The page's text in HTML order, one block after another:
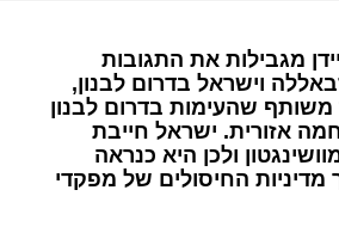
מגבילות את התגובות
וישראל בדרום לבנון,
שהעימות בדרום לבנון
אזורית. ישראל חייבת
ולכן היא כנראה
החיסולים של מפקדי